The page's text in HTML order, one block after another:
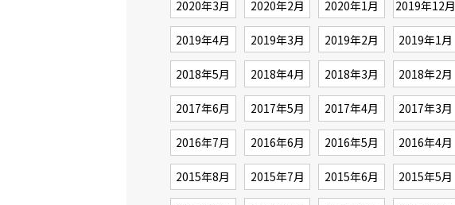
2020年3月 2020年2月 2020年1月 2019年12月
2019年4月 2019年3月 2019年2月 2019年1月
2018年5月 2018年4月 2018年3月 2018年2月
2017年6月 2017年5月 2017年4月 2017年3月
2016年7月 2016年6月 2016年5月 2016年4月
2015年8月 2015年7月 2015年6月 2015年5月